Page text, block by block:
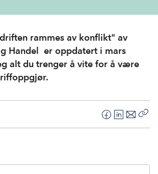
rammes av konflikt" av
Handel er oppdatert i mars
alt du trenger å vite for å være
F
a
b
L
i
e
E
-
s